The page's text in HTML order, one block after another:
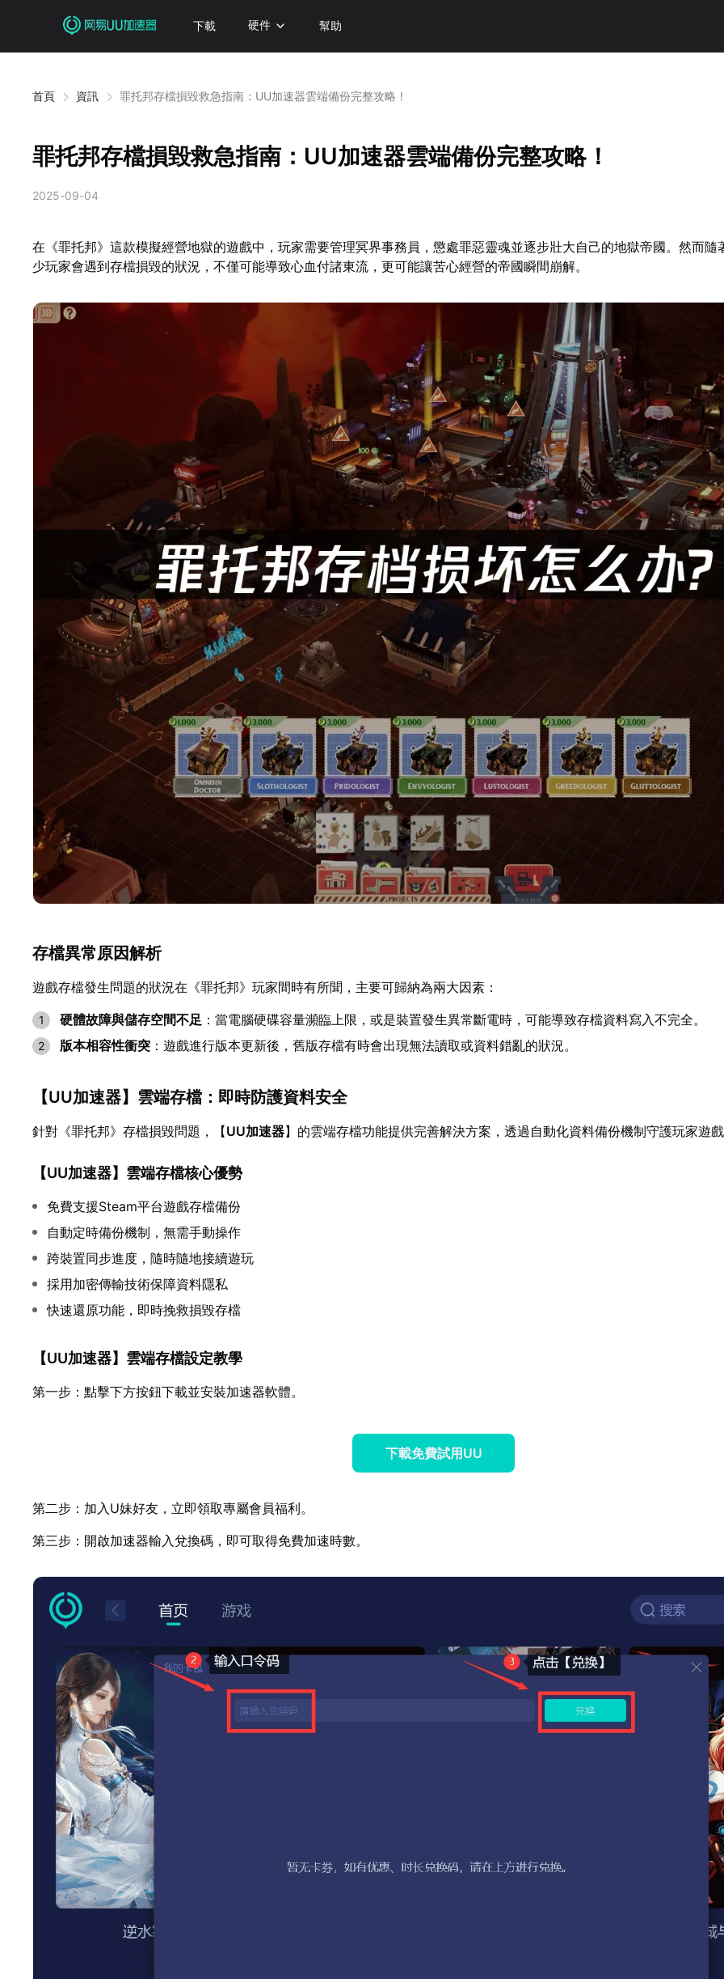
下載 硬件 幫助
首頁 資訊 罪托邦存檔損毀救急指南：UU加速器雲端備份完整攻略！
罪托邦存檔損毀救急指南：UU加速器雲端備份完整攻略！
2025-09-04
在《罪托邦》這款模擬經營地獄的遊戲中，玩家需要管理冥界事務員，懲處罪惡靈魂並逐步壯大自己的地獄帝國。然而隨
少玩家會遇到存檔損毀的狀況，不僅可能導致心血付諸東流，更可能讓苦心經營的帝國瞬間崩解。
存檔異常原因解析
遊戲存檔發生問題的狀況在《罪托邦》玩家間時有所聞，主要可歸納為兩大因素：
硬體故障與儲存空間不足 ：當電腦硬碟容量瀕臨上限，或是裝置發生異常斷電時，可能導致存檔資料寫入不完全。
版本相容性衝突 ：遊戲進行版本更新後，舊版存檔有時會出現無法讀取或資料錯亂的狀況。
【UU加速器】雲端存檔：即時防護資料安全
針對《罪托邦》存檔損毀問題，【UU加速器】的雲端存檔功能提供完善解決方案，透過自動化資料備份機制守護玩家遊
【UU加速器】雲端存檔核心優勢
免費支援Steam平台遊戲存檔備份
自動定時備份機制，無需手動操作
跨裝置同步進度，隨時隨地接續遊玩
採用加密傳輸技術保障資料隱私
快速還原功能，即時挽救損毀存檔
【UU加速器】雲端存檔設定教學
第一步：點擊下方按鈕下載並安裝加速器軟體。
下載免費試用UU
第二步：加入U妹好友，立即領取專屬會員福利。
第三步：開啟加速器輸入兌換碼，即可取得免費加速時數。